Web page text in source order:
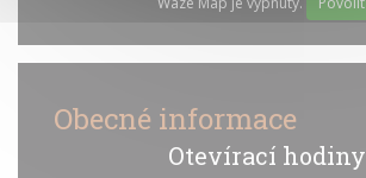
Obecné informace
Otevírací hodiny